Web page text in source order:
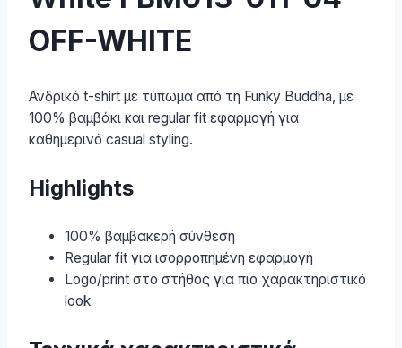
OFF-WHITE
Ανδρικό t-shirt με τύπωμα από τη Funky Buddha, με
100% βαμβάκι και regular fit εφαρμογή για
καθημερινό casual styling.
Highlights
100% βαμβακερή σύνθεση
Regular fit για ισορροπημένη εφαρμογή
Logo/print στο στήθος για πιο χαρακτηριστικό
look